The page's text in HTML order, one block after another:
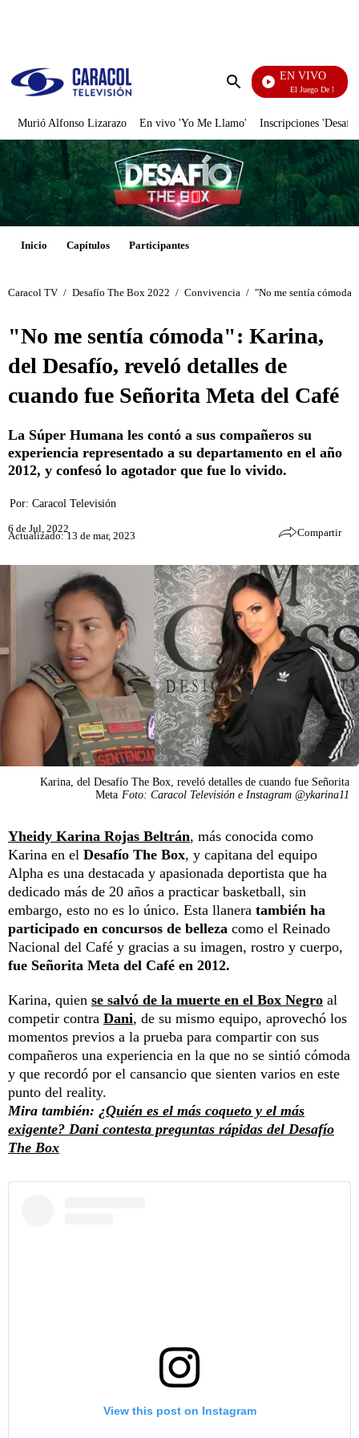
Enviar
EN VIVO
El Juego De Mi Destino
Murió Alfonso Lizarazo En vivo 'Yo Me Llamo' Inscripciones
Inicio Capítulos Participantes
Caracol TV / Desafío The Box 2022 / Convivencia / "No me sentía
"No me sentía cómoda": Karina,
del Desafío, reveló detalles de
cuando fue Señorita Meta del Café
La Súper Humana les contó a sus compañeros su
experiencia representado a su departamento en el año
2012, y confesó lo agotador que fue lo vivido.
Por: Caracol Televisión
6 de Jul, 2022
Actualizado: 13 de mar, 2023 Compartir
Karina, del Desafío The Box, reveló detalles de cuando fue Señorita
Meta Foto: Caracol Televisión e Instagram @ykarina11
Yheidy Karina Rojas Beltrán, más conocida como
Karina en el Desafío The Box, y capitana del equipo
Alpha es una destacada y apasionada deportista que ha
dedicado más de 20 años a practicar basketball, sin
embargo, esto no es lo único. Esta llanera también ha
participado en concursos de belleza como el Reinado
Nacional del Café y gracias a su imagen, rostro y cuerpo,
fue Señorita Meta del Café en 2012.
Karina, quien se salvó de la muerte en el Box Negro al
competir contra Dani, de su mismo equipo, aprovechó los
momentos previos a la prueba para compartir con sus
compañeros una experiencia en la que no se sintió cómoda
y que recordó por el cansancio que sienten varios en este
punto del reality.
Mira también: ¿Quién es el más coqueto y el más
exigente? Dani contesta preguntas rápidas del Desafío
The Box
View this post on Instagram